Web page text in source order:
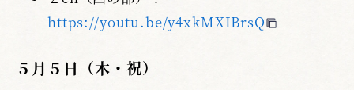
https://youtu.be/y4xkMXIBrsQ
５月５日（木・祝）